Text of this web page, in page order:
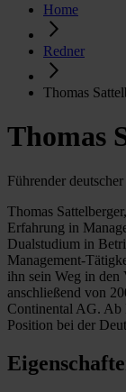
Home
Redner
Thomas
Thomas
Führender
Thomas
Erfahrung in
Dualstudium in
Management-
ihn sein Weg in den
anschließend von
Continental AG. Ab
Position bei der